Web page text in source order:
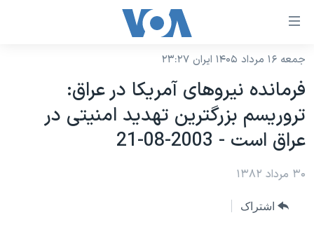
لینکهای
دسترسی
جهش
محتوای
اصلی
به
صفحه
نسخه سبک وب‌سایت
موضوع ها
ایران
آمریکا
جهان
برنامه های تلویزیونی
جدول برنامه ها
صفحه‌های ویژه
جمعه ۱۶ مرداد ۱۴۰۵ ایران ۲۳:۲۷
فرمانده نيروهای آمريکا در عراق:
تروريسم بزرگترين تهديد امنيتی در
عراق است - 2003-08-21
۳۰ مرداد ۱۳۸۲
اشتراک